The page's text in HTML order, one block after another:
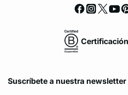
Suscríbete a nuestra newsletter